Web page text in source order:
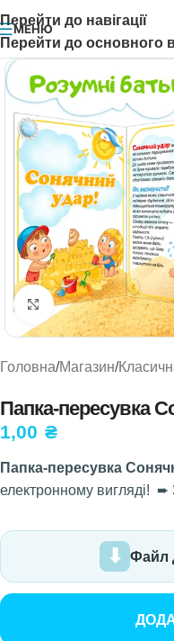
Перейти до навігації
Перейти до основного
МЕНЮ
Натисніть, щоб
Головна/Магазин/
Папка-пересувка
1,00 ₴
Папка-пересувка
електронному вигляді! ➨
Файл